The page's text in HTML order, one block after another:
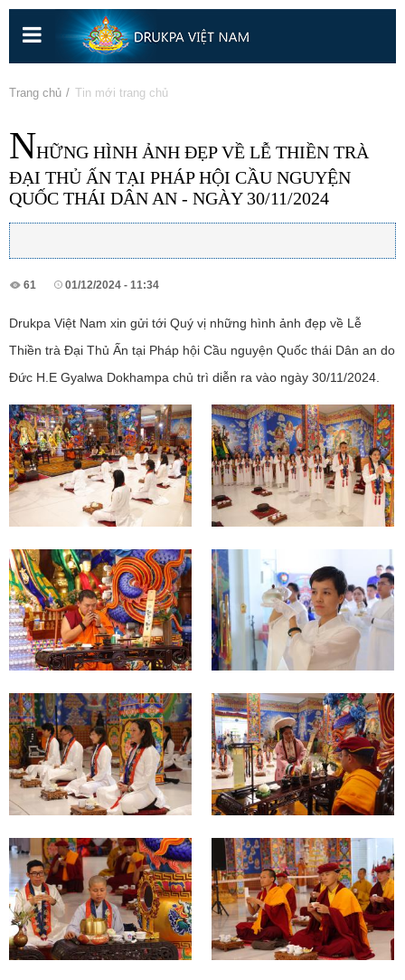
Nhảy
nội
dung
Trang chủ » Tin mới trang chủ
NHỮNG HÌNH ẢNH ĐẸP VỀ LỄ THIỀN TRÀ
ĐẠI THỦ ẤN TẠI PHÁP HỘI CẦU NGUYỆN
QUỐC THÁI DÂN AN - NGÀY 30/11/2024
61 01/12/2024 - 11:34
Drukpa Việt Nam xin gửi tới Quý vị những hình ảnh đẹp về Lễ
Thiền trà Đại Thủ Ấn tại Pháp hội Cầu nguyện Quốc thái Dân an do
Đức H.E Gyalwa Dokhampa chủ trì diễn ra vào ngày 30/11/2024.